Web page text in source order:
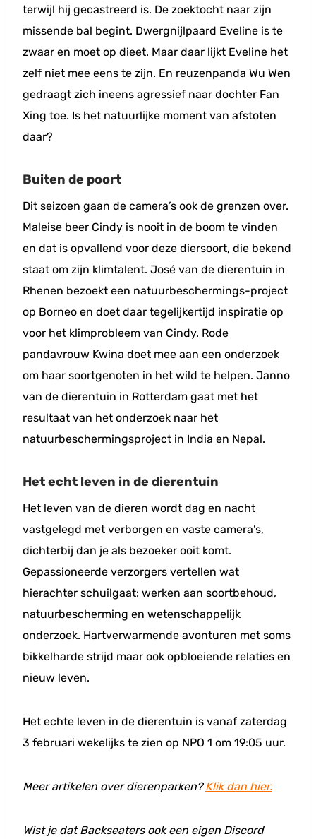
terwijl hij gecastreerd is. De zoektocht naar zijn
missende bal begint. Dwergnijlpaard Eveline is te
zwaar en moet op dieet. Maar daar lijkt Eveline het
zelf niet mee eens te zijn. En reuzenpanda Wu Wen
gedraagt zich ineens agressief naar dochter Fan
Xing toe. Is het natuurlijke moment van afstoten
daar?
Buiten de poort
Dit seizoen gaan de camera’s ook de grenzen over.
Maleise beer Cindy is nooit in de boom te vinden
en dat is opvallend voor deze diersoort, die bekend
staat om zijn klimtalent. José van de dierentuin in
Rhenen bezoekt een natuurbeschermings-project
op Borneo en doet daar tegelijkertijd inspiratie op
voor het klimprobleem van Cindy. Rode
pandavrouw Kwina doet mee aan een onderzoek
om haar soortgenoten in het wild te helpen. Janno
van de dierentuin in Rotterdam gaat met het
resultaat van het onderzoek naar het
natuurbeschermingsproject in India en Nepal.
Het echt leven in de dierentuin
Het leven van de dieren wordt dag en nacht
vastgelegd met verborgen en vaste camera’s,
dichterbij dan je als bezoeker ooit komt.
Gepassioneerde verzorgers vertellen wat
hierachter schuilgaat: werken aan soortbehoud,
natuurbescherming en wetenschappelijk
onderzoek. Hartverwarmende avonturen met soms
bikkelharde strijd maar ook opbloeiende relaties en
nieuw leven.
Het echte leven in de dierentuin is vanaf zaterdag
3 februari wekelijks te zien op NPO 1 om 19:05 uur.
Meer artikelen over dierenparken?Klik dan hier.
Wist je dat Backseaters ook een eigen Discord